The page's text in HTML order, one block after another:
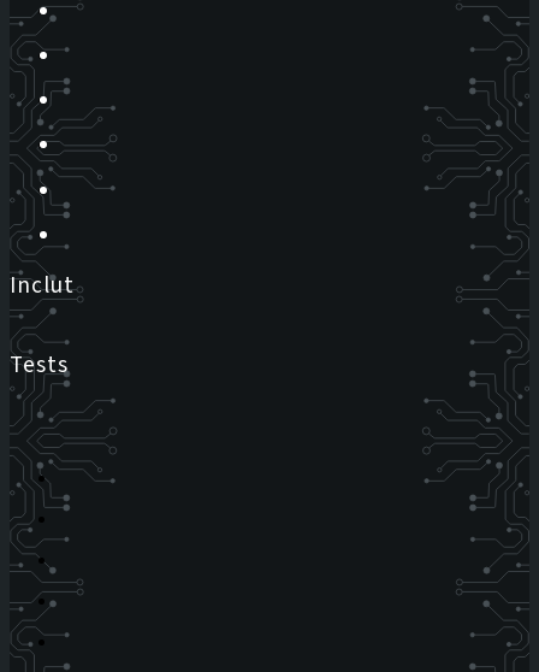
Inclut
Tests